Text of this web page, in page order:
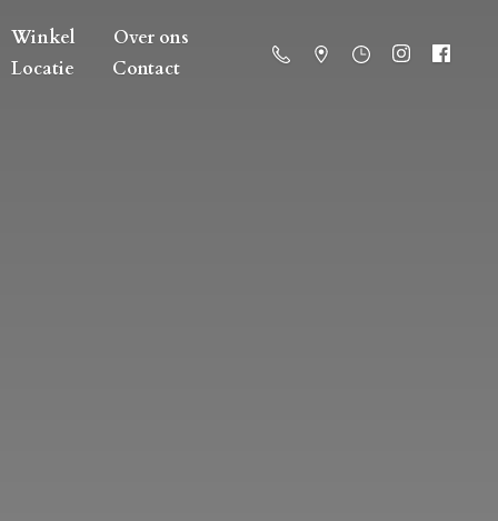
Winkel
Over ons
Locatie
Contact